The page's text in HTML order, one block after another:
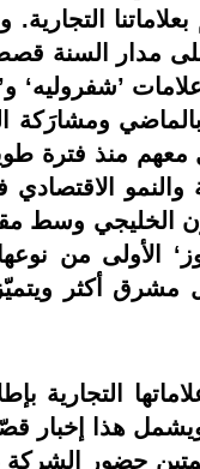
على مدار السنة
ومشارَكة
منذ فترة
والنمو
الخليجي وسط
الأولى من
أكثر ويتميّز
التجارية
هذا إخبار
حضور